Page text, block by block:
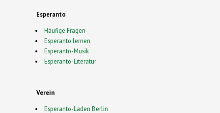
Esperanto
Häufige Fragen
Esperanto lernen
Esperanto-Musik
Esperanto-Literatur
Verein
Esperanto-Laden Berlin